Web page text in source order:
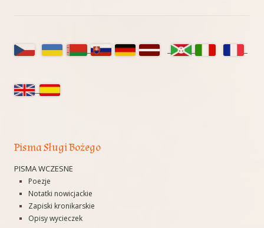
Główny
boczny
Pisma Sługi Bożego
PISMA WCZESNE
Poezje
Notatki nowicjackie
Zapiski kronikarskie
Opisy wycieczek